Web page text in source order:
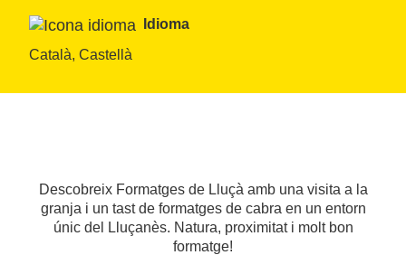
Idioma
Català, Castellà
Descobreix Formatges de Lluçà amb una visita a la
granja i un tast de formatges de cabra en un entorn
únic del Lluçanès. Natura, proximitat i molt bon
formatge!